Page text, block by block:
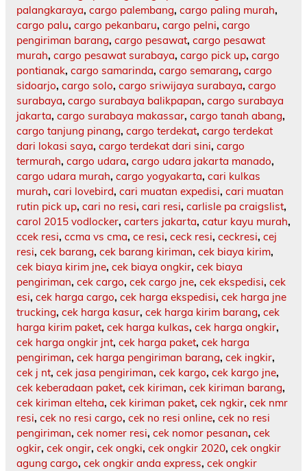
palangkaraya, cargo palembang, cargo paling murah,
cargo palu, cargo pekanbaru, cargo pelni, cargo
pengiriman barang, cargo pesawat, cargo pesawat
murah, cargo pesawat surabaya, cargo pick up, cargo
pontianak, cargo samarinda, cargo semarang, cargo
sidoarjo, cargo solo, cargo sriwijaya surabaya, cargo
surabaya, cargo surabaya balikpapan, cargo surabaya
jakarta, cargo surabaya makassar, cargo tanah abang,
cargo tanjung pinang, cargo terdekat, cargo terdekat
dari lokasi saya, cargo terdekat dari sini, cargo
termurah, cargo udara, cargo udara jakarta manado,
cargo udara murah, cargo yogyakarta, cari kulkas
murah, cari lovebird, cari muatan expedisi, cari muatan
rutin pick up, cari no resi, cari resi, carlisle pa craigslist,
carol 2015 vodlocker, carters jakarta, catur kayu murah,
ccek resi, ccma vs cma, ce resi, ceck resi, ceckresi, cej
resi, cek barang, cek barang kiriman, cek biaya kirim,
cek biaya kirim jne, cek biaya ongkir, cek biaya
pengiriman, cek cargo, cek cargo jne, cek ekspedisi, cek
esi, cek harga cargo, cek harga ekspedisi, cek harga jne
trucking, cek harga kasur, cek harga kirim barang, cek
harga kirim paket, cek harga kulkas, cek harga ongkir,
cek harga ongkir jnt, cek harga paket, cek harga
pengiriman, cek harga pengiriman barang, cek ingkir,
cek j nt, cek jasa pengiriman, cek kargo, cek kargo jne,
cek keberadaan paket, cek kiriman, cek kiriman barang,
cek kiriman elteha, cek kiriman paket, cek ngkir, cek nmr
resi, cek no resi cargo, cek no resi online, cek no resi
pengiriman, cek nomer resi, cek nomor pesanan, cek
ogkir, cek ongir, cek ongki, cek ongkir 2020, cek ongkir
agung cargo, cek ongkir anda express, cek ongkir